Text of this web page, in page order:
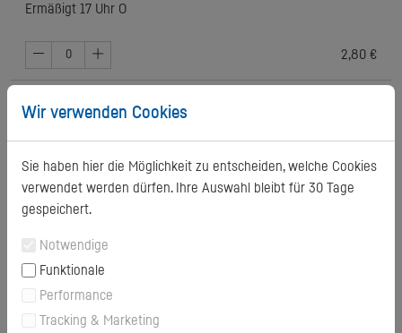
Ermäßigt 17 Uhr O
2,80 €
Jugendlich 17 Uhr O
Jugendlich NP 17 Uhr O
Gesamtpreis
Wir verwenden Cookies
Sie haben hier die Möglichkeit zu entscheiden, welche Cookies
verwendet werden dürfen. Ihre Auswahl bleibt für 30 Tage
gespeichert.
Notwendige
Funktionale
Performance
Tracking & Marketing